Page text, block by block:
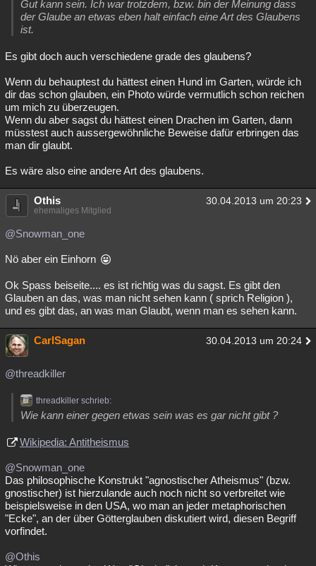
Gut kann sein. Ich war trotzdem, bzw. bin der Meinung dass
der Glaube an etwas eben halt einfach eine Art des Glaubens
ist.
Es gibt doch auch verschiedene grade des glaubens?
Wenn du behauptest du hättest einen Hund im Garten, würde ich
dir das schon glauben, ein Photo würde vermutlich schon reichen
um mich zu überzeugen.
Wenn du aber sagst du hättest einen Drachen im Garten, dann
müsstest auch aussergewöhnliche Beweise dafür erbringen das
man dir glaubt.
Es wäre also eine andere Art des glaubens.
Othis 30.04.2013 um 20:23
ehemaliges Mitglied
@Snowman_one
Nö aber ein Einhorn
Ok Spass beiseite.... es ist richtig was du sagst. Es gibt den
Glauben an das, was man nicht sehen kann ( sprich Religion ),
und es gibt das, an was man Glaubt, wenn man es sehen kann.
CarlSagan 30.04.2013 um 20:24
@threadkiller
threadkiller schrieb:
Wie kann einer gegen etwas sein was es gar nicht gibt ?
Wikipedia: Antitheismus
@Snowman_one
Das philosophische Konstrukt "agnostischer Atheismus" (bzw.
gnostischer) ist hierzulande auch noch nicht so verbreitet wie
beispielsweise in den USA, wo man an jeder metaphorischen
"Ecke", an der über Götterglauben diskutiert wird, diesen Begriff
vorfindet.
@Othis